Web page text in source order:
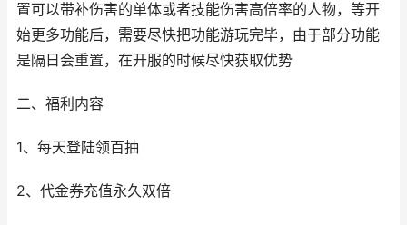
置可以带补伤害的单体或者技能伤害高倍率的人物，等开
始更多功能后，需要尽快把功能游玩完毕，由于部分功能
是隔日会重置，在开服的时候尽快获取优势
二、福利内容
1、每天登陆领百抽
2、代金券充值永久双倍